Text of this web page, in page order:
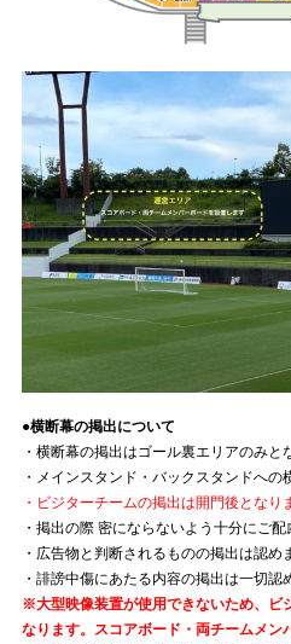
●横断幕の掲出について
・横断幕の掲出はゴール裏エリアのみと
・メインスタンド・バックスタンドへの
・ビジターチームの掲出は開門後となり
・掲出の際 密にならないよう十分にご
・広告物と判断されるものの掲出は認め
・誹謗中傷にあたる内容の掲出は一切認
※大型映像装置が使用できないため、ビ
なります。スコアボード・両チームメン